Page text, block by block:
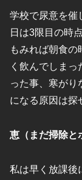
学校で尿意を催
日は3限目の時
もみれば朝食
く飲んでしまっ
った事、寒がり
になる原因は探
恵（まだ掃除と
私は早く放課後